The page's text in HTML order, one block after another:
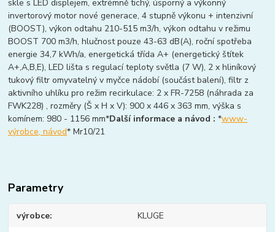
skle s LED displejem, extrémně tichý, úsporný a výkonný
invertorový motor nové generace, 4 stupně výkonu + intenzivní
(BOOST), výkon odtahu 210-515 m3/h, výkon odtahu v režimu
BOOST 700 m3/h, hlučnost pouze 43-63 dB(A), roční spotřeba
energie 34,7 kWh/a, energetická třída A+ (energetický štítek
A+,A,B,E), LED lišta s regulací teploty světla (7 W), 2 x hliníkový
tukový filtr omyvatelný v myčce nádobí (součást balení), filtr z
aktivního uhlíku pro režim recirkulace: 2 x FR-7258 (náhrada za
FWK228) , rozměry (Š x H x V): 900 x 446 x 363 mm, výška s
komínem: 980 - 1156 mm*Další informace a návod : *www-
výrobce, návod* Mr10/21
Parametry
výrobce KLUGE